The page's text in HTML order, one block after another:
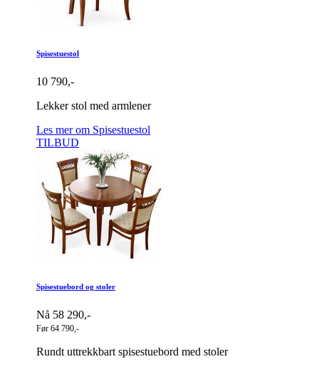
Spisestuestol
10 790,-
Lekker stol med armlener
Les mer om Spisestuestol
TILBUD
Spisestuebord og stoler
Nå 58 290,-
Før 64 790,-
Rundt uttrekkbart spisestuebord med stoler